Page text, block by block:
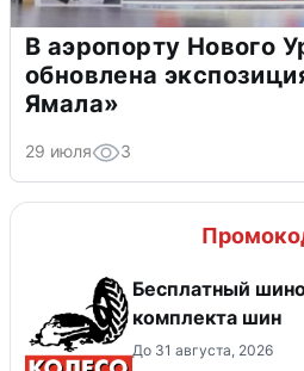
В аэропорту Нового
обновлена
Ямала»
29 июля 3
Бесплатный
комплекта шин
До 31 августа, 2026